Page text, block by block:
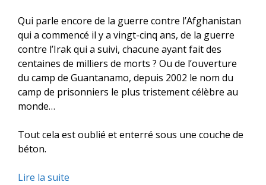
Qui parle encore de la guerre contre l’Afghanistan
qui a commencé il y a vingt-cinq ans, de la guerre
contre l’Irak qui a suivi, chacune ayant fait des
centaines de milliers de morts ? Ou de l’ouverture
du camp de Guantanamo, depuis 2002 le nom du
camp de prisonniers le plus tristement célèbre au
monde…
Tout cela est oublié et enterré sous une couche de
béton.
Lire la suite